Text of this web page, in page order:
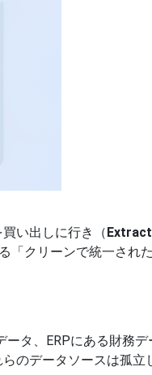
い出しに行き（Extract
「クリーンで統一され
タ、ERPにある財務
のデータソースは孤立